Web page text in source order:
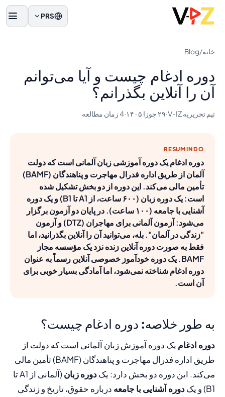
PRS منو
خانه/
Blog
دوره ادغام چیست و آیا می‌توانم
آن را آنلاین بگذرانم؟
تیم تحریریه V-IZ ·۲۹ جوزا ۱۴۰۵ ·4 زمان مطالعه
RESUMINDO
دوره ادغام یک دوره آموزشی زبان آلمانی است که دولت
آلمان از طریق اداره فدرال مهاجرت و پناهندگان (BAMF)
تأمین مالی می‌کند. این دوره از دو بخش تشکیل شده
است: یک دوره زبان (۶۰۰ ساعت، از A1 تا B1) و یک دوره
آشنایی با جامعه (۱۰۰ ساعت). در پایان دو آزمون برگزار
می‌شود: آزمون آلمانی برای مهاجران (DTZ) و آزمون
"زندگی در آلمان". بله، می‌توانید آن را آنلاین بگذرانید، اما
فقط به صورت دوره آنلاین زنده نزد یک مؤسسه مجاز
BAMF. یک دوره خودآموز خصوصی آنلاین رسماً به عنوان
دوره ادغام شناخته نمی‌شود، اما آمادگی بسیار خوبی برای
آن است.
به طور خلاصه: دوره ادغام چیست؟
دوره ادغام یک دوره آموزش زبان آلمانی است که دولت از
طریق اداره فدرال مهاجرت و پناهندگان (BAMF) تأمین مالی
می‌کند. این دوره دو بخش دارد: یکدوره زبان
(آلمانی از A1 تا
B1) و یک
دوره آشنایی با جامعه درباره حقوق، تاریخ و زندگی